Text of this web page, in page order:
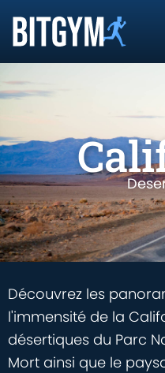
Découvrez les
l'immensité de la
désertiques du Parc
Mort ainsi que le